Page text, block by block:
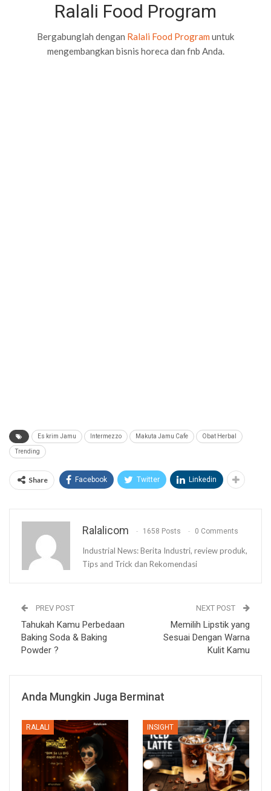
Ralali Food Program
Bergabunglah dengan Ralali Food Program untuk
mengembangkan bisnis horeca dan fnb Anda.
Es krim Jamu Intermezzo Makuta Jamu Cafe Obat Herbal
Trending
Share Facebook Twitter Linkedin
Ralalicom 1658 Posts 0 Comments
Industrial News: Berita Industri, review produk,
Tips and Trick dan Rekomendasi
PREV POST
Tahukah Kamu Perbedaan
Baking Soda & Baking
Powder ?
NEXT POST
Memilih Lipstik yang
Sesuai Dengan Warna
Kulit Kamu
Anda Mungkin Juga Berminat
RALALI INSIGHT